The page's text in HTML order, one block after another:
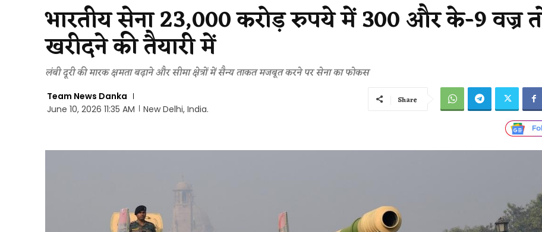
भारतीय सेना 23,000 करोड़ रुपये में 300 और के-9 वज्र
खरीदने की तैयारी में
लंबी दूरी की मारक क्षमता बढ़ाने और सीमा क्षेत्रों में सैन्य ताकत मजबूत करने पर सेना का फोकस
Team News Danka
June 10, 2026 11:35 AM
New Delhi, India.
Share